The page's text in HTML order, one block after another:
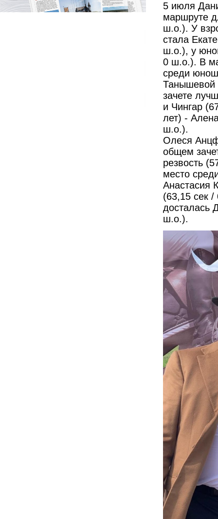
5 июля
маршруте
ш.о.). У
стала
ш.о.), у
0 ш.о.). В
среди
Танышевой
зачете
и Чингар
лет) -
ш.о.).
Олеся
общем
резвость
место
Анастасия
(63,15 сек
досталась
ш.о.).